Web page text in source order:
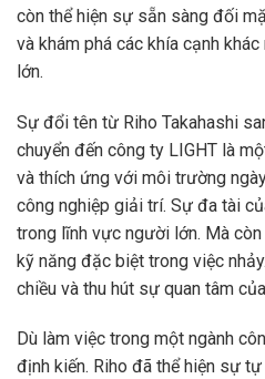
còn thể hiện sự sẵn sàng đối
và khám phá các khía cạnh
lớn.
Sự đổi tên từ Riho Takahashi
chuyển đến công ty LIGHT là
và thích ứng với môi trường
công nghiệp giải trí. Sự đa tài
trong lĩnh vực người lớn. Mà
kỹ năng đặc biệt trong việc
chiều và thu hút sự quan tâm
Dù làm việc trong một ngành
định kiến. Riho đã thể hiện sự